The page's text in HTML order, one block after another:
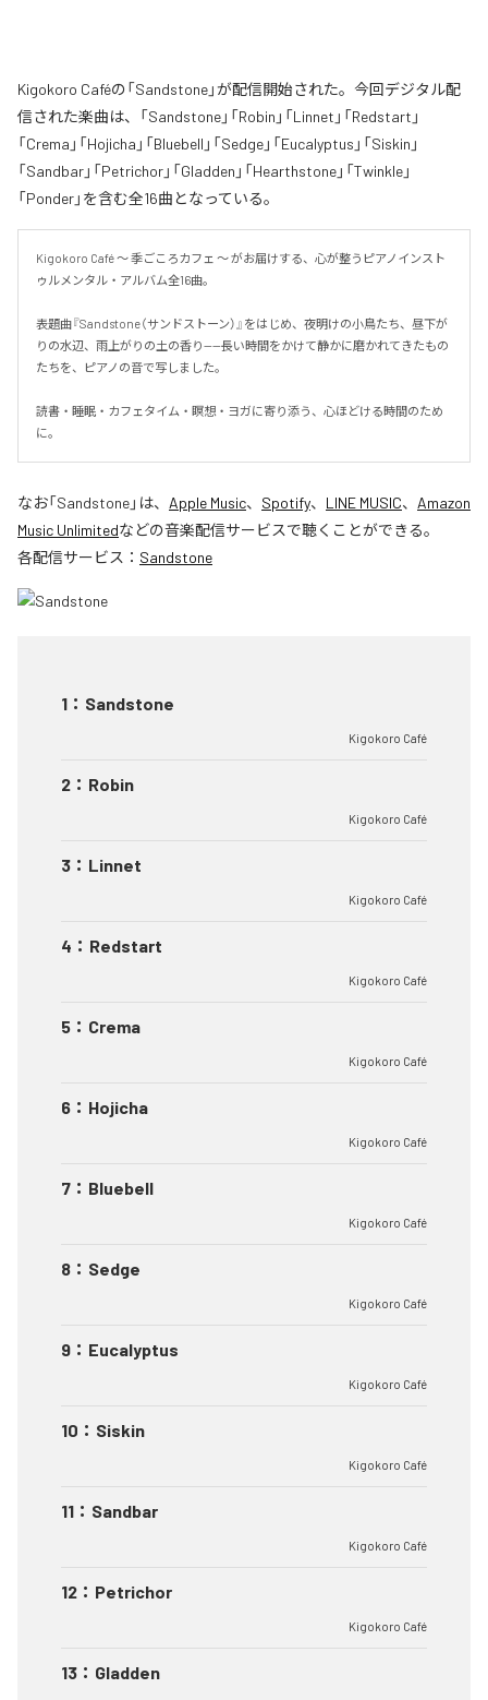
Kigokoro Caféの「Sandstone」が配信開始された。今回デジタル配
信された楽曲は、「Sandstone」「Robin」「Linnet」「Redstart」
「Crema」「Hojicha」「Bluebell」「Sedge」「Eucalyptus」「Siskin」
「Sandbar」「Petrichor」「Gladden」「Hearthstone」「Twinkle」
「Ponder」を含む全16曲となっている。
Kigokoro Café 〜 季ごころカフェ 〜 がお届けする、心が整うピアノインスト
ゥルメンタル・アルバム全16曲。
表題曲『Sandstone（サンドストーン）』をはじめ、夜明けの小鳥たち、昼下が
りの水辺、雨上がりの土の香り——長い時間をかけて静かに磨かれてきたもの
たちを、ピアノの音で写しました。
読書・睡眠・カフェタイム・瞑想・ヨガに寄り添う、心ほどける時間のため
に。
なお「Sandstone」は、 Apple Music、 Spotify、 LINE MUSIC、 Amazon
Music Unlimitedなどの音楽配信サービスで聴くことができる。
各配信サービス： Sandstone
1 ： Sandstone
Kigokoro Café
2 ： Robin
Kigokoro Café
3 ： Linnet
Kigokoro Café
4 ： Redstart
Kigokoro Café
5 ： Crema
Kigokoro Café
6 ： Hojicha
Kigokoro Café
7 ： Bluebell
Kigokoro Café
8 ： Sedge
Kigokoro Café
9 ： Eucalyptus
Kigokoro Café
10 ： Siskin
Kigokoro Café
11 ： Sandbar
Kigokoro Café
12 ： Petrichor
Kigokoro Café
13 ： Gladden